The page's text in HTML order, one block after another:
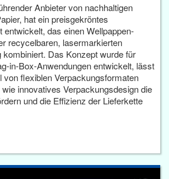
Anbieter von nachhaltigen
hat ein preisgekröntes
entwickelt, das einen Wellpappen-
recycelbaren, lasermarkierten
Das Konzept wurde für
in-Box-Anwendungen entwickelt, lässt
von flexiblen Verpackungsformaten
innovatives Verpackungsdesign die
und die Effizienz der Lieferkette